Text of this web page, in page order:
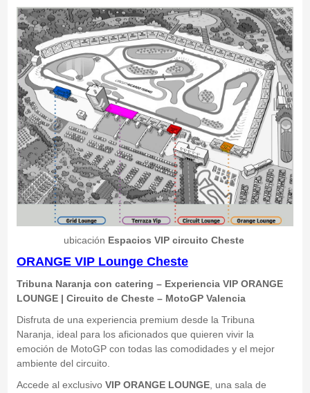
ubicación Espacios VIP circuito Cheste
ORANGE VIP Lounge Cheste
Tribuna Naranja con catering – Experiencia VIP ORANGE
LOUNGE | Circuito de Cheste – MotoGP Valencia
Disfruta de una experiencia premium desde la Tribuna
Naranja, ideal para los aficionados que quieren vivir la
emoción de MotoGP con todas las comodidades y el mejor
ambiente del circuito.
Accede al exclusivo VIP ORANGE LOUNGE, una sala de